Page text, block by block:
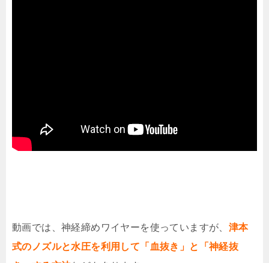
動画では、神経締めワイヤーを使っていますが、 津本
式のノズルと水圧を利用して「血抜き」と「神経抜